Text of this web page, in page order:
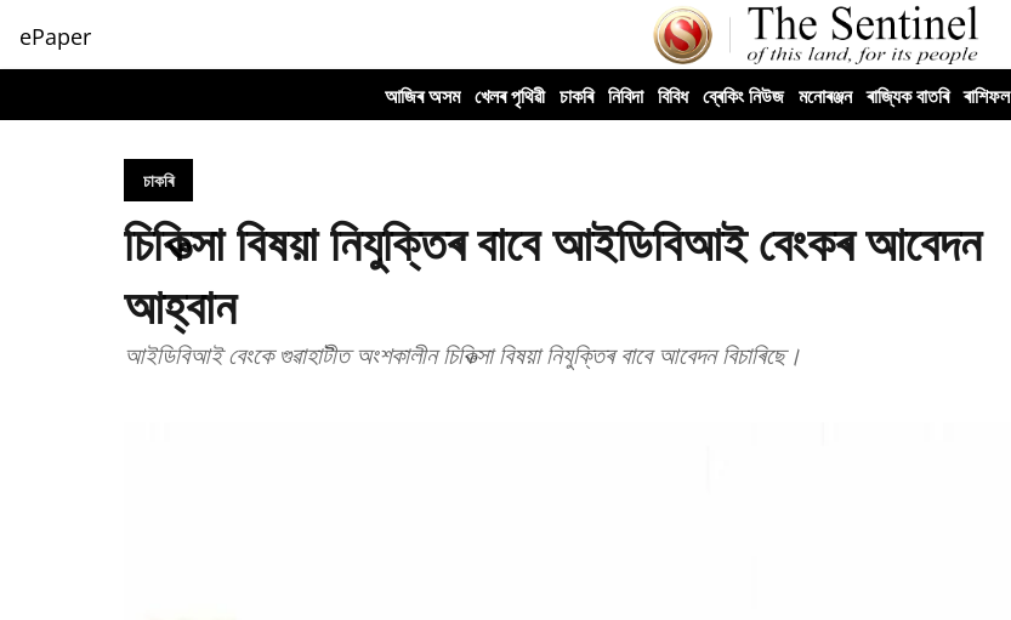
ePaper
আজিৰ অসম খেলৰ পৃথিৱী চাকৰি নিবিদা বিবিধ ব্ৰেকিং নিউজ মনোৰঞ্জন ৰাজ্যিক বাতৰি ৰাশিফল
চাকৰি
চিকিত্সা বিষয়া নিযুক্তিৰ বাবে আইডিবিআই বেংকৰ আবেদন
আহ্বান
আইডিবিআই বেংকে গুৱাহাটীত অংশকালীন চিকিত্সা বিষয়া নিযুক্তিৰ বাবে আবেদন বিচাৰিছে।